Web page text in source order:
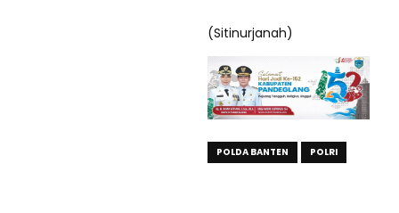
(Sitinurjanah)
POLDA BANTEN POLRI